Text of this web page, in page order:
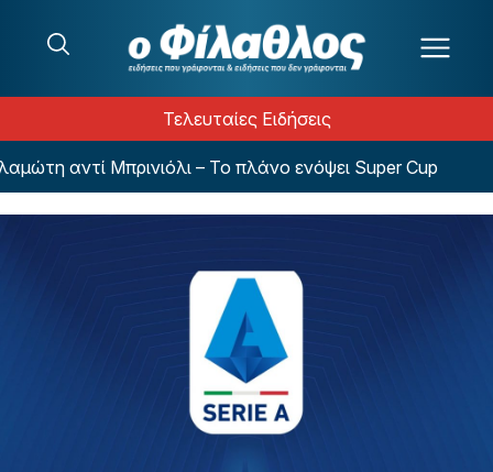
Τελευταίες Ειδήσεις
αντί Μπρινιόλι – Το πλάνο ενόψει Super Cup